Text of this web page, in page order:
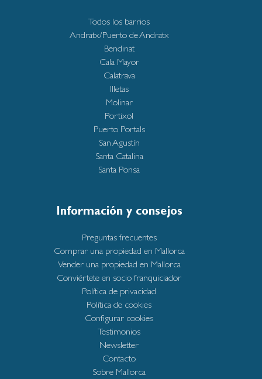
Todos los barrios
Andratx/Puerto de Andratx
Bendinat
Cala Mayor
Calatrava
Illetas
Molinar
Portixol
Puerto Portals
San Agustín
Santa Catalina
Santa Ponsa
Información y consejos
Preguntas frecuentes
Comprar una propiedad en Mallorca
Vender una propiedad en Mallorca
Conviértete en socio franquiciador
Política de privacidad
Política de cookies
Configurar cookies
Testimonios
Newsletter
Contacto
Sobre Mallorca